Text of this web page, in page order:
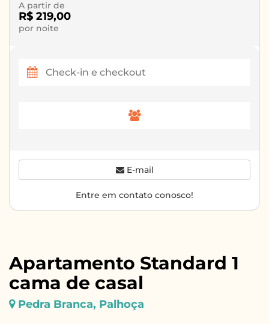
Apartamento Standard 1
cama de casal
Pedra Branca, Palhoça
A partir de
R$ 219,00
por noite
E-mail
Entre em contato conosco!